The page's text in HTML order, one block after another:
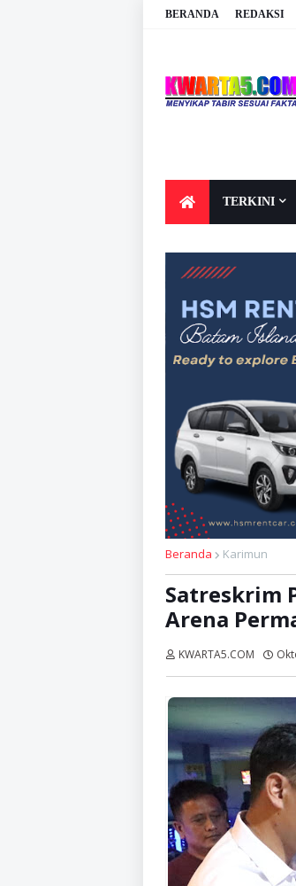
BERANDA REDAKSI
TERKINI
Beranda Karimun
Satreskrim
Arena
KWARTA5.COM